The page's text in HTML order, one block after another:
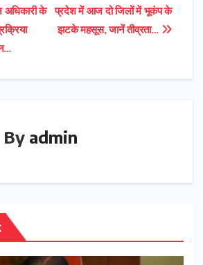
प्रदेश में आज दो जिलों में भूकंप के
झटके महसूस, जानें तीव्रता…
अधिकारी के
By admin